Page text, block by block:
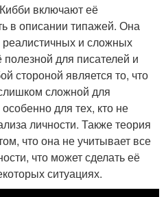
включают её
в описании типажей. Она
реалистичных и сложных
для писателей и
стороной является то, что
сложной для
для тех, кто не
личности. Также теория
что она не учитывает все
что может сделать её
ситуациях.